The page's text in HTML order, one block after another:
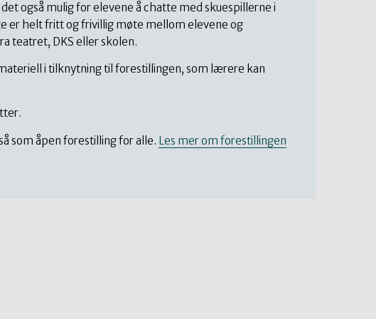
også mulig for elevene å chatte med skuespillerne i
er helt fritt og frivillig møte mellom elevene og
teatret, DKS eller skolen.
i tilknytning til forestillingen, som lærere kan
som åpen forestilling for alle. Les mer om forestillingen